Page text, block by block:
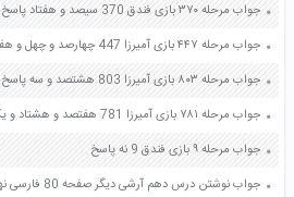
جواب مرحله ۳۷۰ بازی فندق 370 سیصد و هفتاد پاسخ
جواب مرحله ۴۴۷ بازی آمیرزا 447 چهارصد و چهل و هفت پاسخ
جواب مرحله ۸۰۳ بازی آمیرزا 803 هشتصد و سه پاسخ
جواب مرحله ۷۸۱ بازی آمیرزا 781 هفتصد و هشتاد و یک پاسخ
جواب مرحله ۹ بازی فندق 9 نه پاسخ
جواب نوشتن درس دهم آرشی دیگر صفحه 80 فارسی نهم